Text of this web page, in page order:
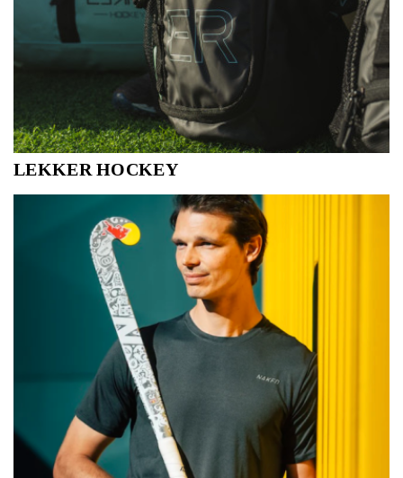
produceert hockeysticks die uitblinken in prestaties tegen
een betaalbare prijs. Van beginner tot professional, voor
elk wat wils!
LEKKER HOCKEY